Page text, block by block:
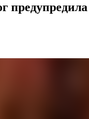
предупредила